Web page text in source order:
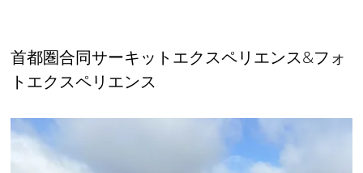
首都圏合同サーキットエクスペリエンス&フォ
トエクスペリエンス